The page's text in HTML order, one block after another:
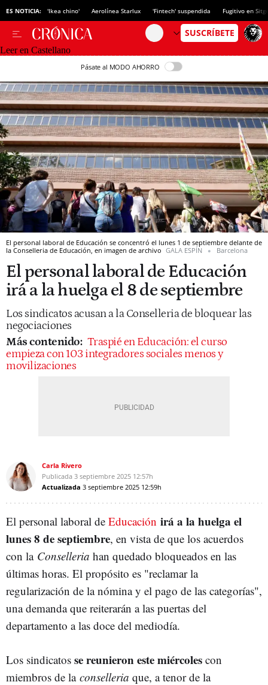
ES NOTICIA: 'Ikea chino' Aerolínea Starlux 'Fintech' suspendida Fugitivo en
Leer en Castellano
Pásate al MODO AHORRO
El personal laboral de Educación se concentró el lunes 1 de septiembre delante de
la Conselleria de Educación, en imagen de archivo GALA ESPÍN Barcelona
El personal laboral de Educación
irá a la huelga el 8 de septiembre
Los sindicatos acusan a la Conselleria de bloquear las
negociaciones
Más contenido: Traspié en Educación: el curso
empieza con 103 integradores sociales menos y
movilizaciones
Carla Rivero
Publicada 3 septiembre 2025 12:57h
Actualizada 3 septiembre 2025 12:59h
El personal laboral de Educación irá a la huelga el
lunes 8 de septiembre, en vista de que los acuerdos
con la Conselleria han quedado bloqueados en las
últimas horas. El propósito es "reclamar la
regularización de la nómina y el pago de las categorías",
una demanda que reiterarán a las puertas del
departamento a las doce del mediodía.
Los sindicatos se reunieron este miércoles con
miembros de la conselleria que, a tenor de la